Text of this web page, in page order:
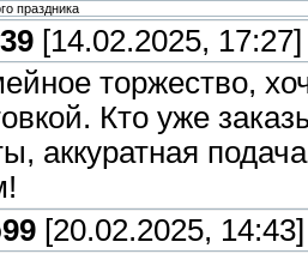
праздника
[14.02.2025, 17:27]
торжество,
Кто уже
аккуратная
[20.02.2025, 14:43]